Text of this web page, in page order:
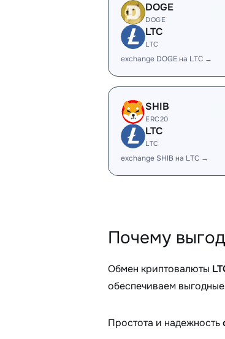
DOGE
DOGE
LTC
LTC
exchange DOGE на LTC →
SHIB
ERC20
LTC
LTC
exchange SHIB на LTC →
Почему
Обмен криптовалюты
обеспечиваем
Простота и надежность